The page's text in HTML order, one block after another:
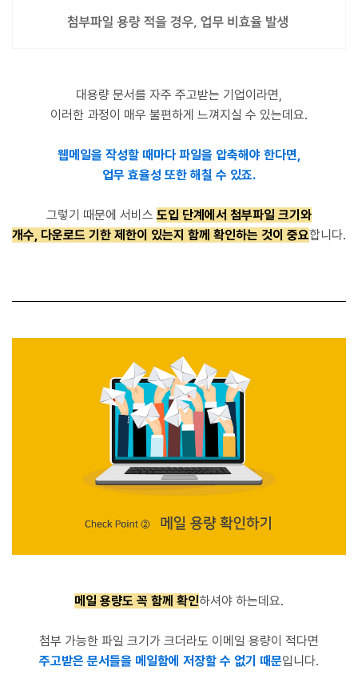
대용량 문서를 자주 주고받는 기업이라면,
이러한 과정이 매우 불편하게 느껴지실 수 있는데요.
웹메일을 작성할 때마다 파일을 압축해야 한다면,
업무 효율성 또한 해칠 수 있죠.
그렇기 때문에 서비스 도입 단계에서 첨부파일 크기와
개수, 다운로드 기한 제한이 있는지 함께 확인하는 것이 중요합니다.
메일 용량도 꼭 함께 확인하셔야 하는데요.
첨부 가능한 파일 크기가 크더라도 이메일 용량이 적다면
주고받은 문서들을 메일함에 저장할 수 없기 때문입니다.